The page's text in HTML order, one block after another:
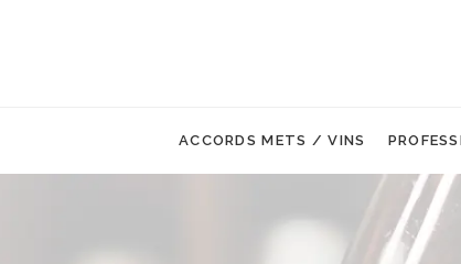
ACCORDS METS / VINS